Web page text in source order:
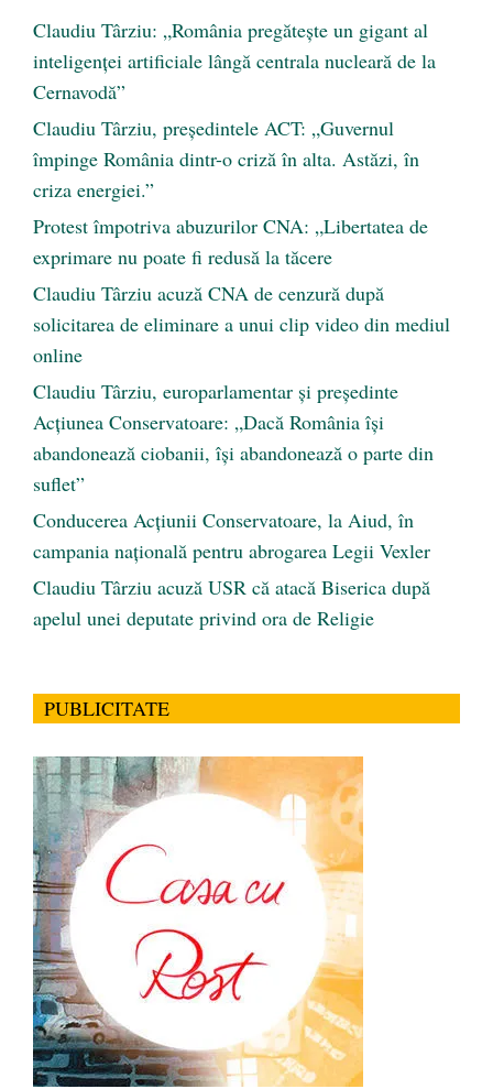
Claudiu Târziu: „România pregătește un gigant al
inteligenței artificiale lângă centrala nucleară de la
Cernavodă”
Claudiu Târziu, președintele ACT: „Guvernul
împinge România dintr-o criză în alta. Astăzi, în
criza energiei.”
Protest împotriva abuzurilor CNA: „Libertatea de
exprimare nu poate fi redusă la tăcere
Claudiu Târziu acuză CNA de cenzură după
solicitarea de eliminare a unui clip video din mediul
online
Claudiu Târziu, europarlamentar și președinte
Acțiunea Conservatoare: „Dacă România își
abandonează ciobanii, își abandonează o parte din
suflet”
Conducerea Acțiunii Conservatoare, la Aiud, în
campania națională pentru abrogarea Legii Vexler
Claudiu Târziu acuză USR că atacă Biserica după
apelul unei deputate privind ora de Religie
PUBLICITATE